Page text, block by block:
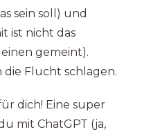
sein soll) und
ist nicht das
gemeint).
die Flucht schlagen.
dich! Eine super
mit ChatGPT (ja,